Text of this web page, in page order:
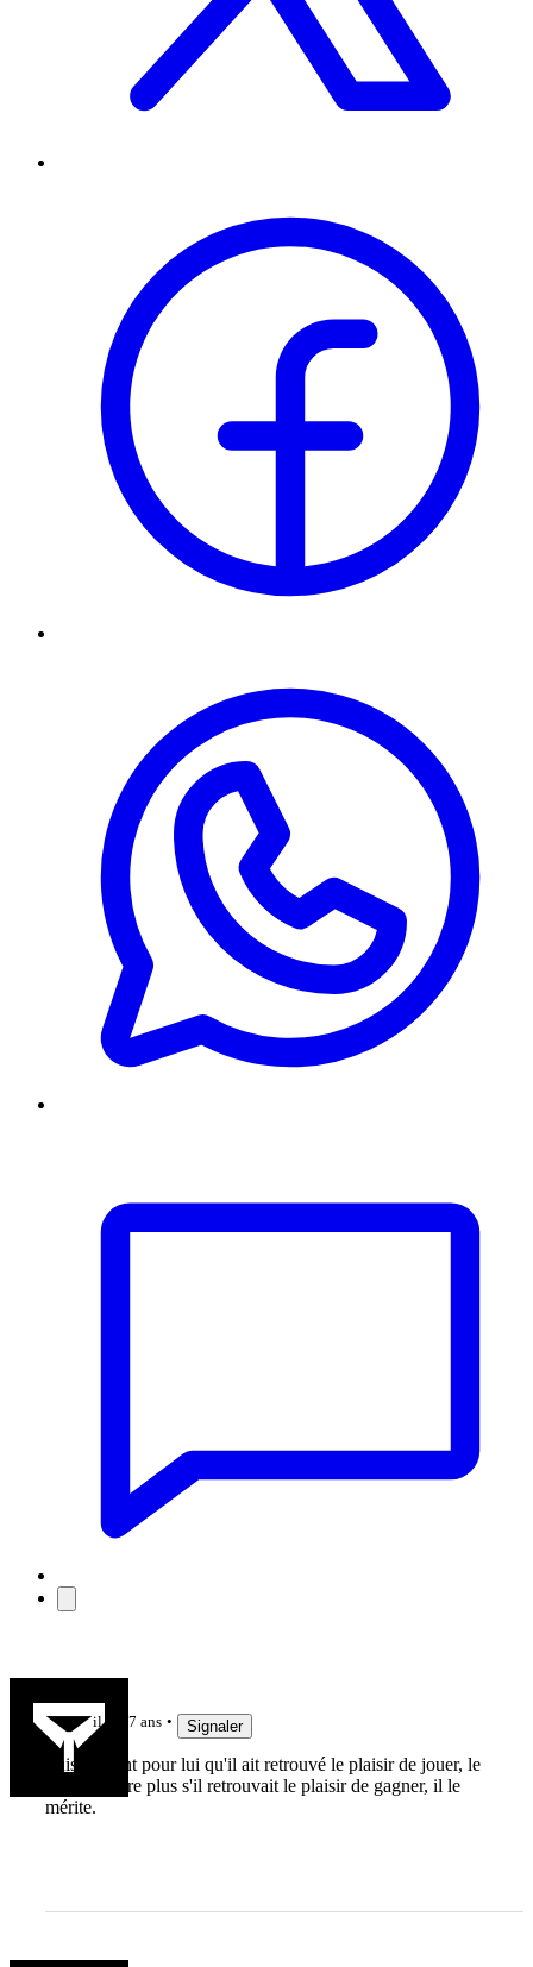
il y a 7 ans Signaler
Suis content pour lui qu'il ait retrouvé le plaisir de jouer, le
serais encore plus s'il retrouvait le plaisir de gagner, il le
mérite.